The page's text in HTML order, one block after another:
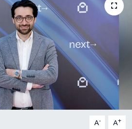
A- A+